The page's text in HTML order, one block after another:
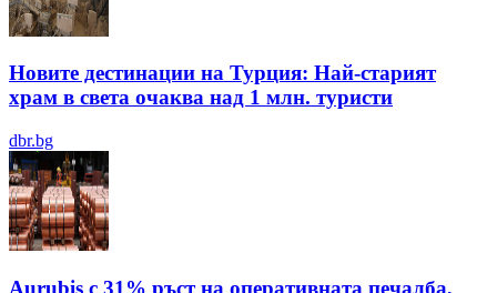
Новите дестинации на Турция: Най-старият
храм в света очаква над 1 млн. туристи
dbr.bg
Aurubis с 31% ръст на оперативната печалба,